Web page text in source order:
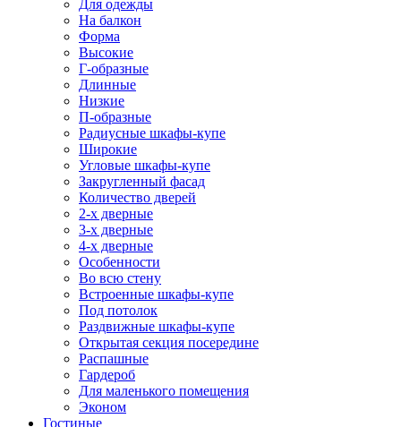
Для одежды
На балкон
Форма
Высокие
Г-образные
Длинные
Низкие
П-образные
Радиусные шкафы-купе
Широкие
Угловые шкафы-купе
Закругленный фасад
Количество дверей
2-х дверные
3-х дверные
4-х дверные
Особенности
Во всю стену
Встроенные шкафы-купе
Под потолок
Раздвижные шкафы-купе
Открытая секция посередине
Распашные
Гардероб
Для маленького помещения
Эконом
Гостиные